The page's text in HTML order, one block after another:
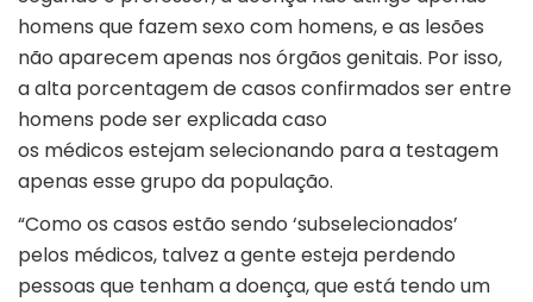
homens que fazem sexo com homens, e as lesões
não aparecem apenas nos órgãos genitais. Por isso,
a alta porcentagem de casos confirmados ser entre
homens pode ser explicada caso
os médicos estejam selecionando para a testagem
apenas esse grupo da população.
“Como os casos estão sendo ‘subselecionados’
pelos médicos, talvez a gente esteja perdendo
pessoas que tenham a doença, que está tendo um